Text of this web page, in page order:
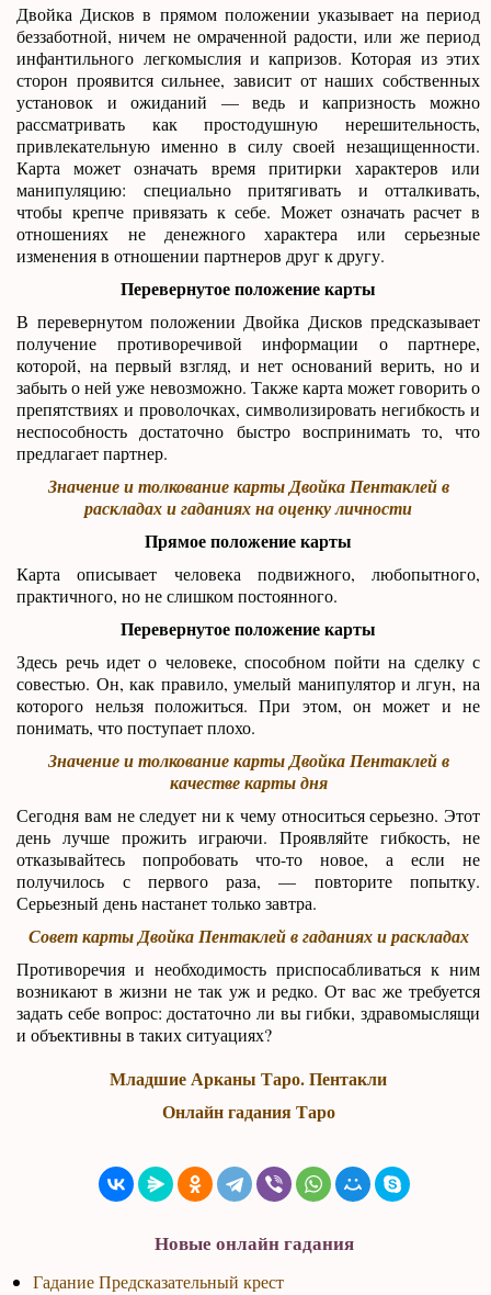
Двойка Дисков в прямом положении указывает на период
беззаботной, ничем не омраченной радости, или же период
инфантильного легкомыслия и капризов. Которая из этих
сторон проявится сильнее, зависит от наших собственных
установок и ожиданий — ведь и капризность можно
рассматривать как простодушную нерешительность,
привлекательную именно в силу своей незащищенности.
Карта может означать время притирки характеров или
манипуляцию: специально притягивать и отталкивать,
чтобы крепче привязать к себе. Может означать расчет в
отношениях не денежного характера или серьезные
изменения в отношении партнеров друг к другу.
Перевернутое положение карты
В перевернутом положении Двойка Дисков предсказывает
получение противоречивой информации о партнере,
которой, на первый взгляд, и нет оснований верить, но и
забыть о ней уже невозможно. Также карта может говорить о
препятствиях и проволочках, символизировать негибкость и
неспособность достаточно быстро воспринимать то, что
предлагает партнер.
Значение и толкование карты Двойка Пентаклей в
раскладах и гаданиях на оценку личности
Прямое положение карты
Карта описывает человека подвижного, любопытного,
практичного, но не слишком постоянного.
Перевернутое положение карты
Здесь речь идет о человеке, способном пойти на сделку с
совестью. Он, как правило, умелый манипулятор и лгун, на
которого нельзя положиться. При этом, он может и не
понимать, что поступает плохо.
Значение и толкование карты Двойка Пентаклей в
качестве карты дня
Сегодня вам не следует ни к чему относиться серьезно. Этот
день лучше прожить играючи. Проявляйте гибкость, не
отказывайтесь попробовать что-то новое, а если не
получилось с первого раза, — повторите попытку.
Серьезный день настанет только завтра.
Совет карты Двойка Пентаклей в гаданиях и раскладах
Противоречия и необходимость приспосабливаться к ним
возникают в жизни не так уж и редко. От вас же требуется
задать себе вопрос: достаточно ли вы гибки, здравомыслящи
и объективны в таких ситуациях?
Младшие Арканы Таро. Пентакли
Онлайн гадания Таро
Новые онлайн гадания
Гадание Предсказательный крест